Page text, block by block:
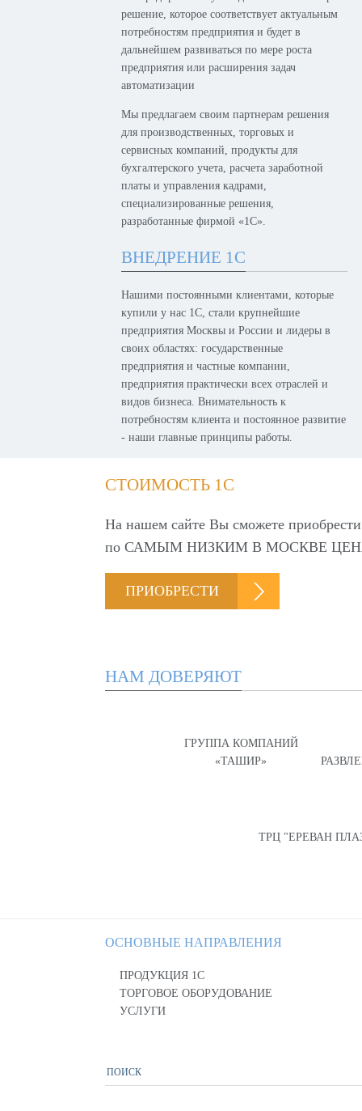
решение, которое соответствует актуальным
потребностям предприятия и будет в
дальнейшем развиваться по мере роста
предприятия или расширения задач
автоматизации
Мы предлагаем своим партнерам решения
для производственных, торговых и
сервисных компаний, продукты для
бухгалтерского учета, расчета заработной
платы и управления кадрами,
специализированные решения,
разработанные фирмой «1С».
ВНЕДРЕНИЕ 1С
Нашими постоянными клиентами, которые
купили у нас 1С, стали крупнейшие
предприятия Москвы и России и лидеры в
своих областях: государственные
предприятия и частные компании,
предприятия практически всех отраслей и
видов бизнеса. Внимательность к
потребностям клиента и постоянное развитие
- наши главные принципы работы.
СТОИМОСТЬ 1С
На нашем сайте Вы сможете
по САМЫМ НИЗКИМ В МОСКВЕ
ПРИОБРЕСТИ
НАМ ДОВЕРЯЮТ
ГРУППА КОМПАНИЙ
«ТАШИР»
ТРЦ "ЕРЕВАН
ОСНОВНЫЕ НАПРАВЛЕНИЯ
ПРОДУКЦИЯ 1С
ТОРГОВОЕ ОБОРУДОВАНИЕ
УСЛУГИ